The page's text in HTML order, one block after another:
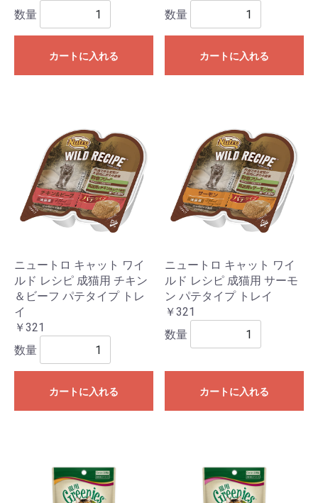
数量
カートに入れる
数量
カートに入れる
ニュートロ キャット ワイ
ルド レシピ 成猫用 チキン
＆ビーフ パテタイプ トレ
イ
￥321
数量
カートに入れる
ニュートロ キャット ワイ
ルド レシピ 成猫用 サーモ
ン パテタイプ トレイ
￥321
数量
カートに入れる